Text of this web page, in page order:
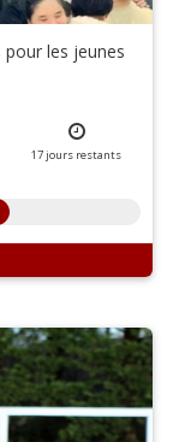
pour les jeunes
17jours restants